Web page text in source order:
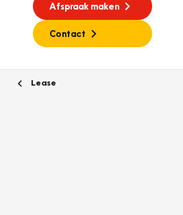
Afspraak maken
Contact
Lease